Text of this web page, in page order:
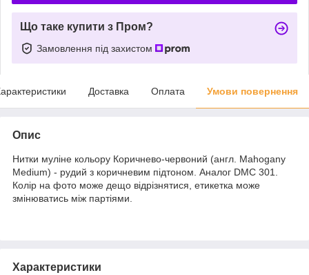
Що таке купити з Пром?
Замовлення під захистом
Доставка Оплата Умови повернення
Опис
Нитки муліне кольору Коричнево-червоний (англ. Mahogany
Medium) - рудий з коричневим підтоном. Аналог DMC 301.
Колір на фото може дещо відрізнятися, етикетка може
змінюватись між партіями.
Характеристики